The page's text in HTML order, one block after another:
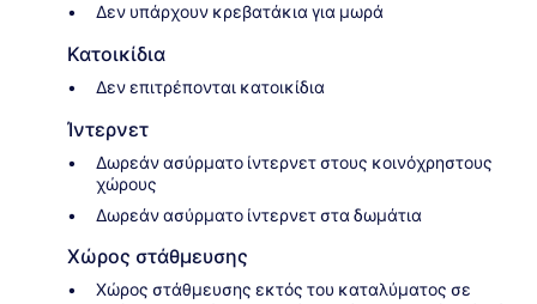
Δεν υπάρχουν κρεβατάκια για μωρά
Κατοικίδια
Δεν επιτρέπονται κατοικίδια
Ίντερνετ
Δωρεάν ασύρματο ίντερνετ στους κοινόχρηστους
χώρους
Δωρεάν ασύρματο ίντερνετ στα δωμάτια
Χώρος στάθμευσης
Χώρος στάθμευσης εκτός του καταλύματος σε